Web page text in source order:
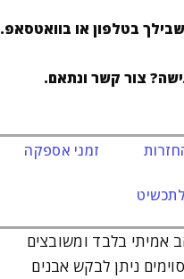
בטלפון או בוואטסאפ.
צור קשר ונתאם.
זמני אספקה
אמיתי בלבד ומשובצים
ניתן לבקש אבנים